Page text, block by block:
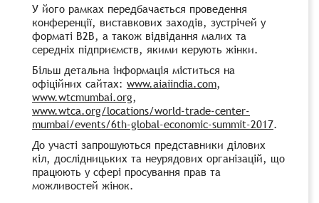
У його рамках передбачається проведення
конференції, виставкових заходів, зустрічей у
форматі В2В, а також відвідання малих та
середніх підприємств, якими керують жінки.
Більш детальна інформація міститься на
офіційних сайтах: www.aiaiindia.com,
www.wtcmumbai.org,
www.wtca.org/locations/world-trade-center-
mumbai/events/6th-global-economic-summit-2017.
До участі запрошуються представники ділових
кіл, дослідницьких та неурядових організацій, що
працюють у сфері просування прав та
можливостей жінок.